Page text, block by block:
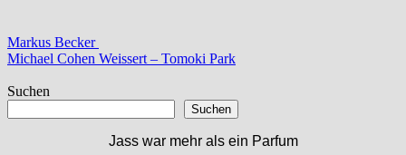
Beitragsnavigation
Vorheriger
Beitrag:
Markus Becker
Nächster
Michael Cohen Weissert – Tomoki Park
Suchen
Suchen
Jass war mehr als ein Parfum